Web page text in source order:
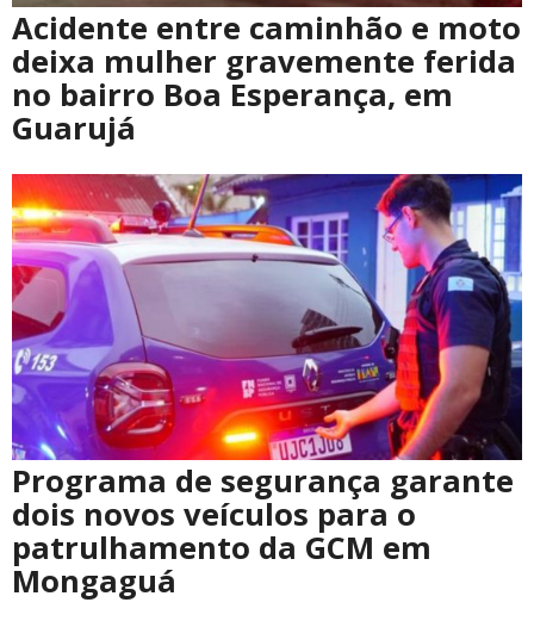
Acidente entre caminhão e moto
deixa mulher gravemente ferida
no bairro Boa Esperança, em
Guarujá
Programa de segurança garante
dois novos veículos para o
patrulhamento da GCM em
Mongaguá